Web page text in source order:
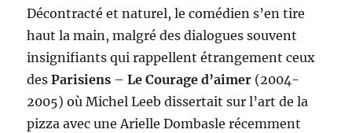
Décontracté et naturel, le comédien s’en tire
haut la main, malgré des dialogues souvent
insignifiants qui rappellent étrangement ceux
desParisiens –Le Courage d’aimer (2004-
2005) où Michel Leeb dissertait sur l’art de la
pizza avec une Arielle Dombasle récemment